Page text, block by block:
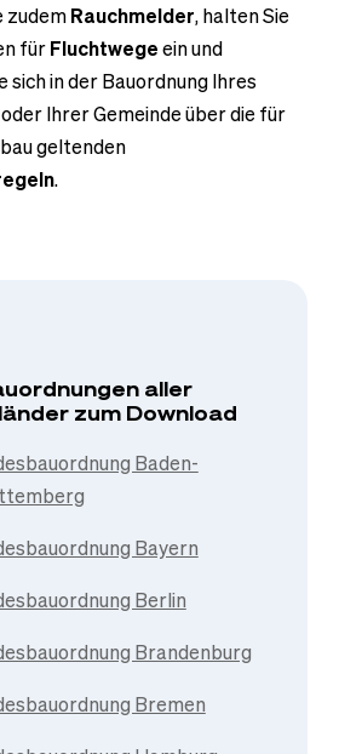
zudemRauchmelder, halten Sie
fürFluchtwegeein und
sich in der Bauordnung Ihres
Ihrer Gemeinde über die für
geltenden
.
aller
zum Download
Baden-
Bayern
Berlin
Brandenburg
Bremen